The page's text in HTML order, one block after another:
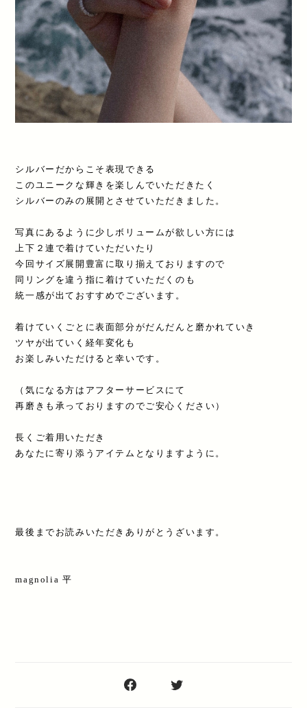
シルバーだからこそ表現できる
このユニークな輝きを楽しんでいただきたく
シルバーのみの展開とさせていただきました。
写真にあるように少しボリュームが欲しい方には
上下２連で着けていただいたり
今回サイズ展開豊富に取り揃えておりますので
同リングを違う指に着けていただくのも
統一感が出ておすすめでございます。
着けていくごとに表面部分がだんだんと磨かれていき
ツヤが出ていく経年変化も
お楽しみいただけると幸いです。
（気になる方はアフターサービスにて
再磨きも承っておりますのでご安心ください）
長くご着用いただき
あなたに寄り添うアイテムとなりますように。
最後までお読みいただきありがとうざいます。
magnolia 平